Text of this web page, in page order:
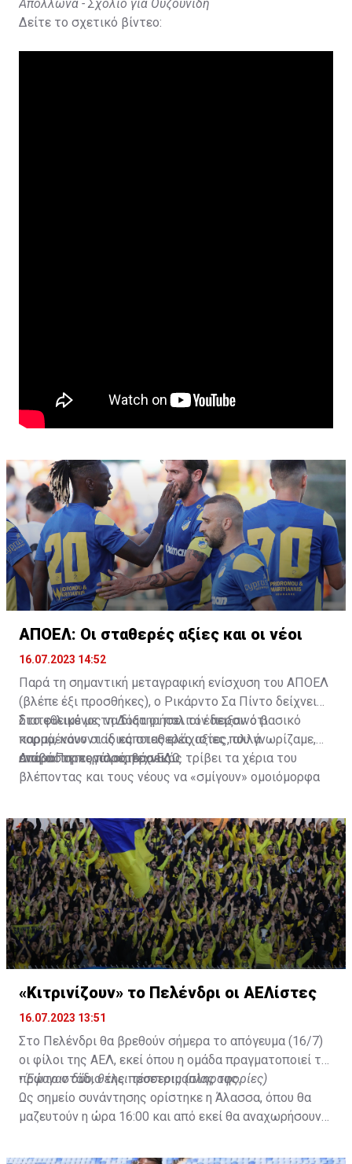
Απόλλωνα - Σχόλιο για Ουζουνίδη
Δείτε το σχετικό βίντεο:
ΑΠΟΕΛ: Οι σταθερές αξίες και οι νέοι
16.07.2023 14:52
Παρά τη σημαντική μεταγραφική ενίσχυση του ΑΠΟΕΛ
(βλέπε έξι προσθήκες), ο Ρικάρντο Σα Πίντο δείχνει
διατεθειμένος να διατηρήσει τον περσινό βασικό
κορμό, κάνοντας κάποιες ελάχιστες, αλλά
απαραίτητες παρεμβάσεις.
Στο φιλικό με τη Δόξα οι παλιοί έδειξαν ότι
παραμένουν οι ίδιες σταθερές αξίες που γνωρίζαμε,
ενώ ο Πορτογάλος τεχνικός τρίβει τα χέρια του
βλέποντας και τους νέους να «σμίγουν» ομοιόμορφα
Διαβάστε περισσότεραΕΔΩ.
«Κιτρινίζουν» το Πελένδρι οι ΑΕΛίστες
16.07.2023 13:51
Στο Πελένδρι θα βρεθούν σήμερα το απόγευμα (16/7)
οι φίλοι της ΑΕΛ, εκεί όπου η ομάδα πραγματοποιεί το
πρώτο στάδιο της προετοιμασίας της.
•Έφυγαν δύο, θέλει τέσσερις (πληροφορίες)
Ως σημείο συνάντησης ορίστηκε η Άλασσα, όπου θα
μαζευτούν η ώρα 16:00 και από εκεί θα αναχωρήσουν
δώοσυν το παρών τους στην απογευματινή προπόνηση